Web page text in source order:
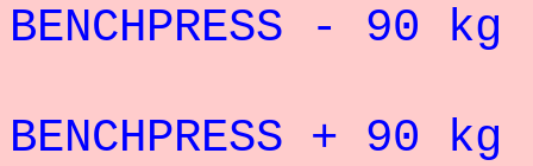
BENCHPRESS - 90
BENCHPRESS + 90